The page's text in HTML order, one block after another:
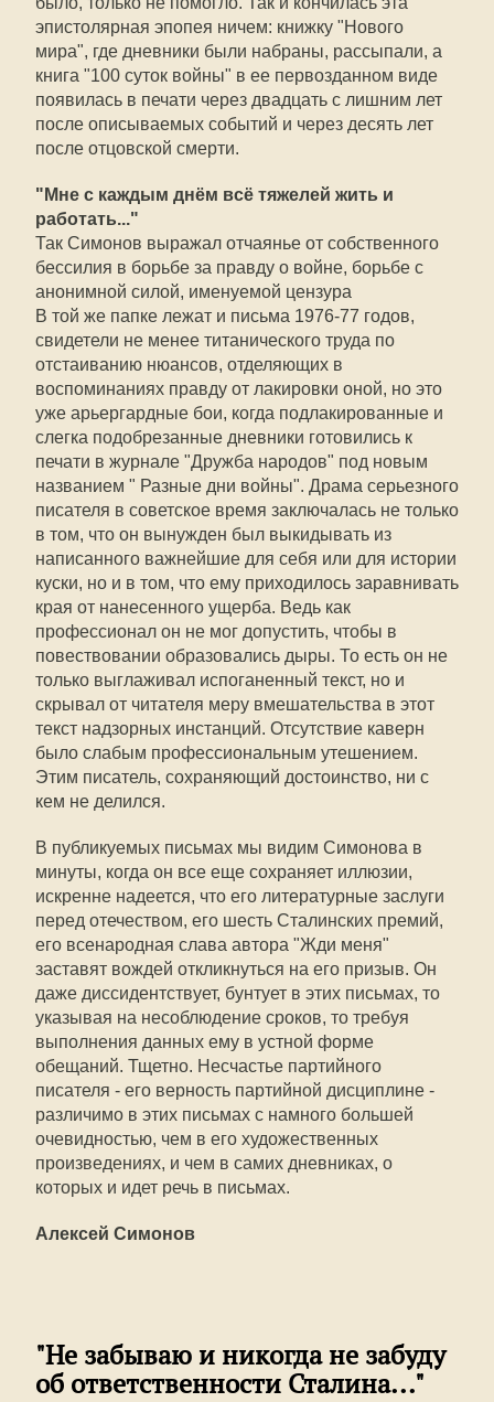
эпистолярная эпопея ничем: книжку "Нового
мира", где дневники были набраны, рассыпали, а
книга "100 суток войны" в ее первозданном виде
появилась в печати через двадцать с лишним лет
после описываемых событий и через десять лет
после отцовской смерти.
"Мне с каждым днём всё тяжелей жить и
работать..."
Так Симонов выражал отчаянье от собственного
бессилия в борьбе за правду о войне, борьбе с
анонимной силой, именуемой цензура
В той же папке лежат и письма 1976-77 годов,
свидетели не менее титанического труда по
отстаиванию нюансов, отделяющих в
воспоминаниях правду от лакировки оной, но это
уже арьергардные бои, когда подлакированные и
слегка подобрезанные дневники готовились к
печати в журнале "Дружба народов" под новым
названием " Разные дни войны". Драма серьезного
писателя в советское время заключалась не только
в том, что он вынужден был выкидывать из
написанного важнейшие для себя или для истории
куски, но и в том, что ему приходилось заравнивать
края от нанесенного ущерба. Ведь как
профессионал он не мог допустить, чтобы в
повествовании образовались дыры. То есть он не
только выглаживал испоганенный текст, но и
скрывал от читателя меру вмешательства в этот
текст надзорных инстанций. Отсутствие каверн
было слабым профессиональным утешением.
Этим писатель, сохраняющий достоинство, ни с
кем не делился.
В публикуемых письмах мы видим Симонова в
минуты, когда он все еще сохраняет иллюзии,
искренне надеется, что его литературные заслуги
перед отечеством, его шесть Сталинских премий,
его всенародная слава автора "Жди меня"
заставят вождей откликнуться на его призыв. Он
даже диссидентствует, бунтует в этих письмах, то
указывая на несоблюдение сроков, то требуя
выполнения данных ему в устной форме
обещаний. Тщетно. Несчастье партийного
писателя - его верность партийной дисциплине -
различимо в этих письмах с намного большей
очевидностью, чем в его художественных
произведениях, и чем в самих дневниках, о
которых и идет речь в письмах.
Алексей Симонов
"Не забываю и никогда не забуду
об ответственности Сталина..."